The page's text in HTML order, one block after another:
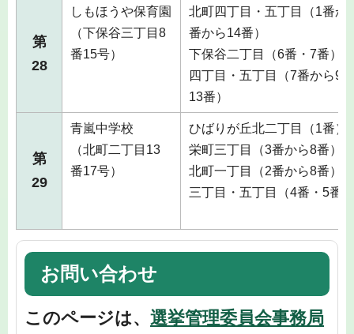
第
28
しもほうや保育園
（下保谷三丁目8
番15号）
北町四丁目・五丁目（1番か
番から14番）
下保谷二丁目（6番・7番）
四丁目・五丁目（7番から9
13番）
第
29
青嵐中学校
（北町二丁目13
番17号）
ひばりが丘北二丁目（1番）
栄町三丁目（3番から8番）
北町一丁目（2番から8番）
三丁目・五丁目（4番・5番
お問い合わせ
このページは、 選挙管理委員会事務局